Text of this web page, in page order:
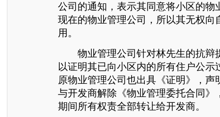
公司的通知，表示其同意将小区的物
现在的物业管理公司，所以其无权向
用。
物业管理公司针对林先生的抗辩
以证明其已向小区内的所有住户公示
原物业管理公司也出具《证明》，声
与开发商解除《物业管理委托合同》
期间所有权责全部转让给开发商。